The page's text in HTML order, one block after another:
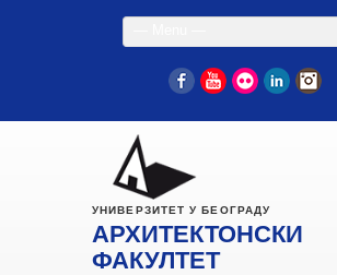
FacebookYouTube
Flickr LinkedIn
УНИВЕРЗИТЕТ У БЕОГРАДУ
АРХИТЕКТОНСКИ
ФАКУЛТЕТ